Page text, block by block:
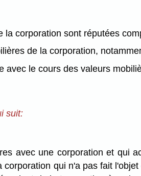
corporation sont réputées
de la corporation,
le cours des valeurs
suit:
avec une corporation et qui
qui n'a pas fait